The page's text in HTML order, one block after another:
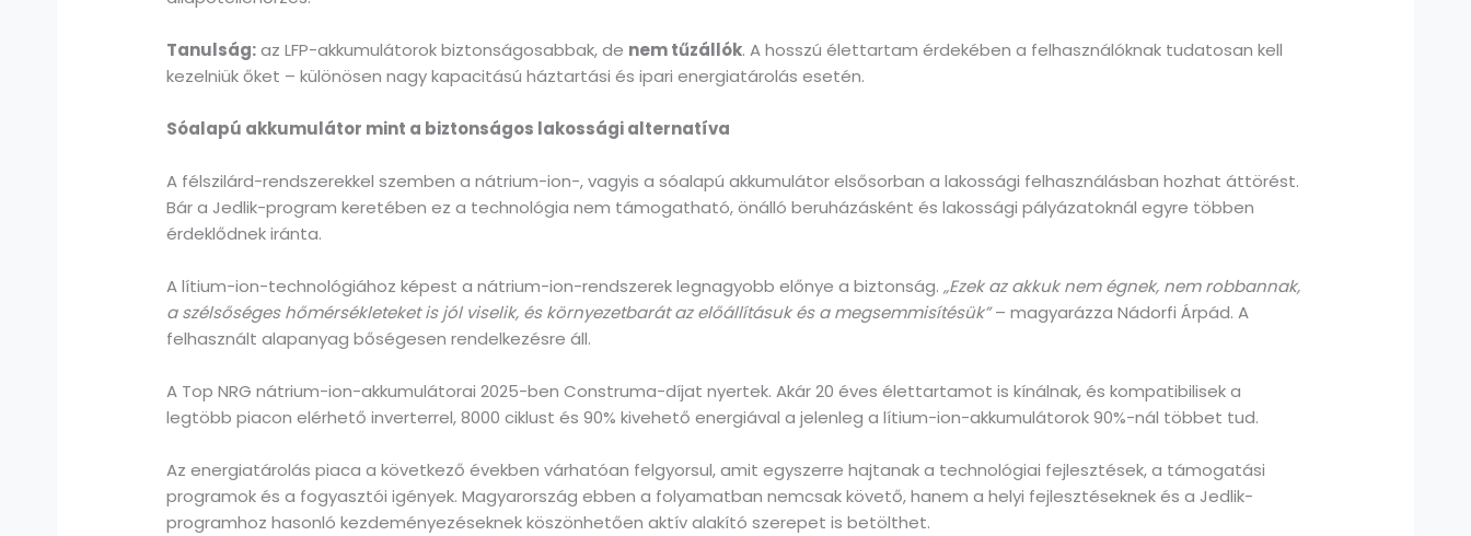
Tanulság:az LFP-akkumulátorok biztonságosabbak, de nem tűzállók. A hosszú élettartam érdekében a felhasználóknak tudatosan kell
kezelniük őket – különösen nagy kapacitású háztartási és ipari energiatárolás esetén.
Sóalapú akkumulátor mint a biztonságos lakossági alternatíva
A félszilárd-rendszerekkel szemben a nátrium-ion-, vagyis a sóalapú akkumulátor elsősorban a lakossági felhasználásban hozhat áttörést.
Bár a Jedlik-program keretében ez a technológia nem támogatható, önálló beruházásként és lakossági pályázatoknál egyre többen
érdeklődnek iránta.
A lítium-ion-technológiához képest a nátrium-ion-rendszerek legnagyobb előnye a biztonság.„Ezek az akkuk nem égnek, nem robbannak,
a szélsőséges hőmérsékleteket is jól viselik, és környezetbarát az előállításuk és a megsemmisítésük”– magyarázza Nádorfi Árpád. A
felhasznált alapanyag bőségesen rendelkezésre áll.
A Top NRG nátrium-ion-akkumulátorai 2025-ben Construma-díjat nyertek. Akár 20 éves élettartamot is kínálnak, és kompatibilisek a
legtöbb piacon elérhető inverterrel, 8000 ciklust és 90% kivehető energiával a jelenleg a lítium-ion-akkumulátorok 90%-nál többet tud.
Az energiatárolás piaca a következő években várhatóan felgyorsul, amit egyszerre hajtanak a technológiai fejlesztések, a támogatási
programok és a fogyasztói igények. Magyarország ebben a folyamatban nemcsak követő, hanem a helyi fejlesztéseknek és a Jedlik-
programhoz hasonló kezdeményezéseknek köszönhetően aktív alakító szerepet is betölthet.